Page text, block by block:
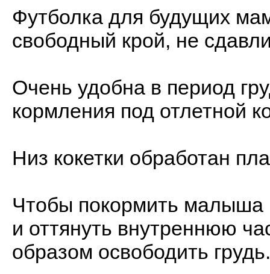
Футболка для будущих
свободный крой, не
Очень удобна в период
кормления под отлетной
Низ кокетки обработан
Чтобы покормить малыша
и оттянуть внутреннюю
образом освободить грудь.